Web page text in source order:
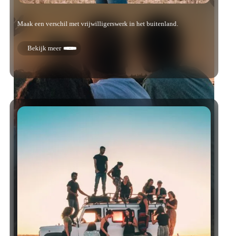
Maak een verschil met vrijwilligerswerk in het buitenland.
Bekijk meer